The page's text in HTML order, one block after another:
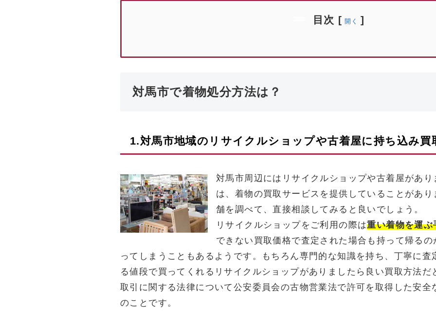
目次 [ 開く ]
対馬市で着物処分方法は？
1.対馬市地域のリサイクルショップや古着屋に持ち込み買
対馬市周辺にはリサイクルショップや古着屋があ
は、着物の買取サービスを提供していることがあ
舗を調べて、直接相談してみると良いでしょう。
リサイクルショップをご利用の際は重い着物を運
できない買取価格で査定された場合も持って帰る
ってしまうこともあるようです。もちろん専門的な知識を持ち、丁寧に査
る値段で買ってくれるリサイクルショップがありましたら良い買取方法
取引に関する法律について公安委員会の古物営業法で許可を取得した安全
のことです。